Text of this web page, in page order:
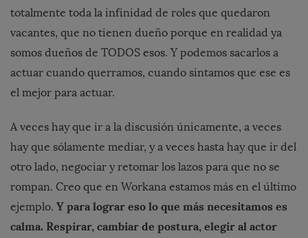
totalmente toda la infinidad de roles que quedaron
vacantes, que no tienen dueño porque en realidad ya
somos dueños de TODOS esos. Y podemos sacarlos a
actuar cuando querramos, cuando sintamos que ese es
el mejor para actuar.
A veces hay que ir a la discusión únicamente, a veces
hay que sólamente mediar, y a veces hasta hay que ir del
otro lado, negociar y retomar los lazos para que no se
rompan. Creo que en Workana estamos más en el último
ejemplo. Y para lograr eso lo que más necesitamos es
calma. Respirar, cambiar de postura, elegir al actor